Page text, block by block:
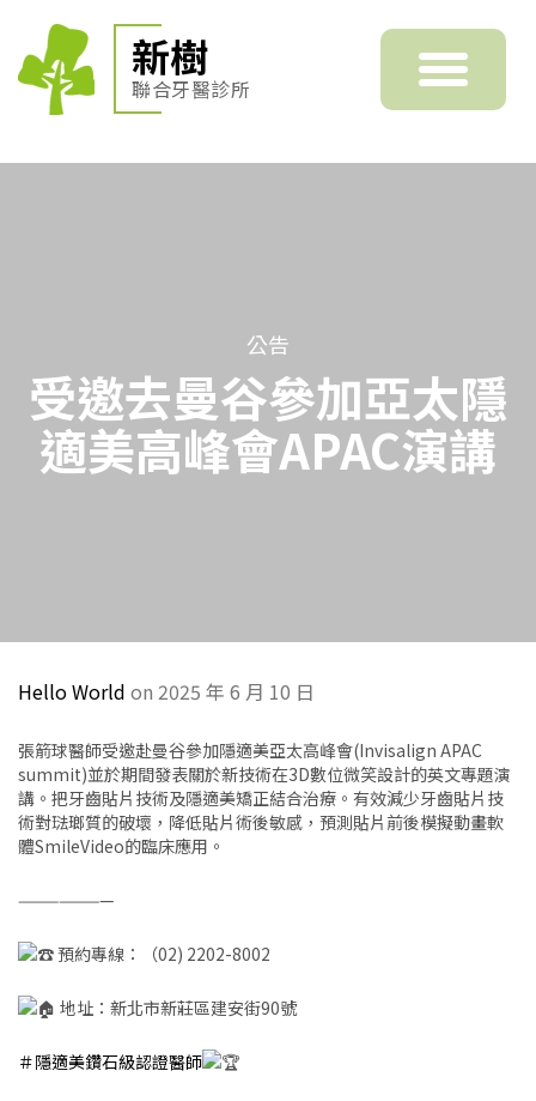
新樹
聯合牙醫診所
公告
受邀去曼谷參加亞太隱
適美高峰會APAC演講
Hello World on 2025 年 6 月 10 日
張箭球醫師受邀赴曼谷參加隱適美亞太高峰會(Invisalign APAC
summit)並於期間發表關於新技術在3D數位微笑設計的英文專題演
講。把牙齒貼片技術及隱適美矯正結合治療。有效減少牙齒貼片技
術對琺瑯質的破壞，降低貼片術後敏感，預測貼片前後模擬動畫軟
體SmileVideo的臨床應用。
———————
預約專線：（02) 2202-8002
地址：新北市新莊區建安街90號
＃隱適美鑽石級認證醫師